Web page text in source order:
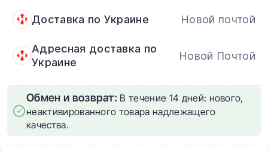
Доставка по Украине Новой почтой
Адресная доставка по
Украине
Новой Почтой
Обмен и возврат: В течение 14 дней: нового,
неактивированного товара надлежащего
качества.